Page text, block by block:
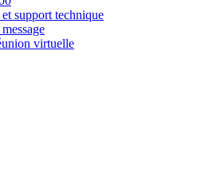
support technique
virtuelle